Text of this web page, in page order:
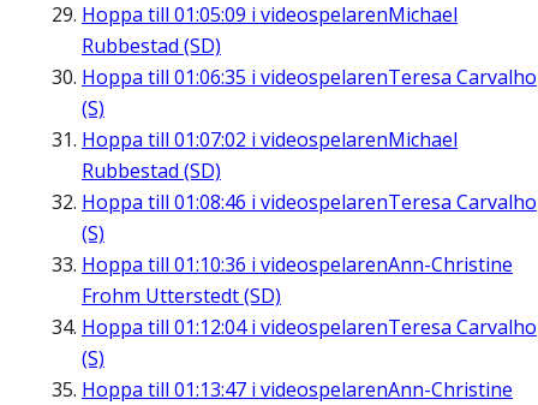
Hoppa till 01:05:09 i videospelarenMichael
Rubbestad (SD)
Hoppa till 01:06:35 i videospelarenTeresa Carvalho
(S)
Hoppa till 01:07:02 i videospelarenMichael
Rubbestad (SD)
Hoppa till 01:08:46 i videospelarenTeresa Carvalho
(S)
Hoppa till 01:10:36 i videospelarenAnn-Christine
Frohm Utterstedt (SD)
Hoppa till 01:12:04i videospelarenTeresa Carvalho
(S)
Hoppa till 01:13:47 i videospelarenAnn-Christine